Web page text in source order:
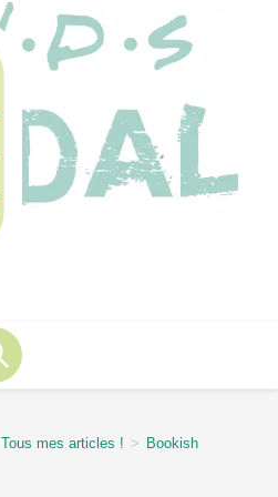
Tous mes articles ! > Bookish